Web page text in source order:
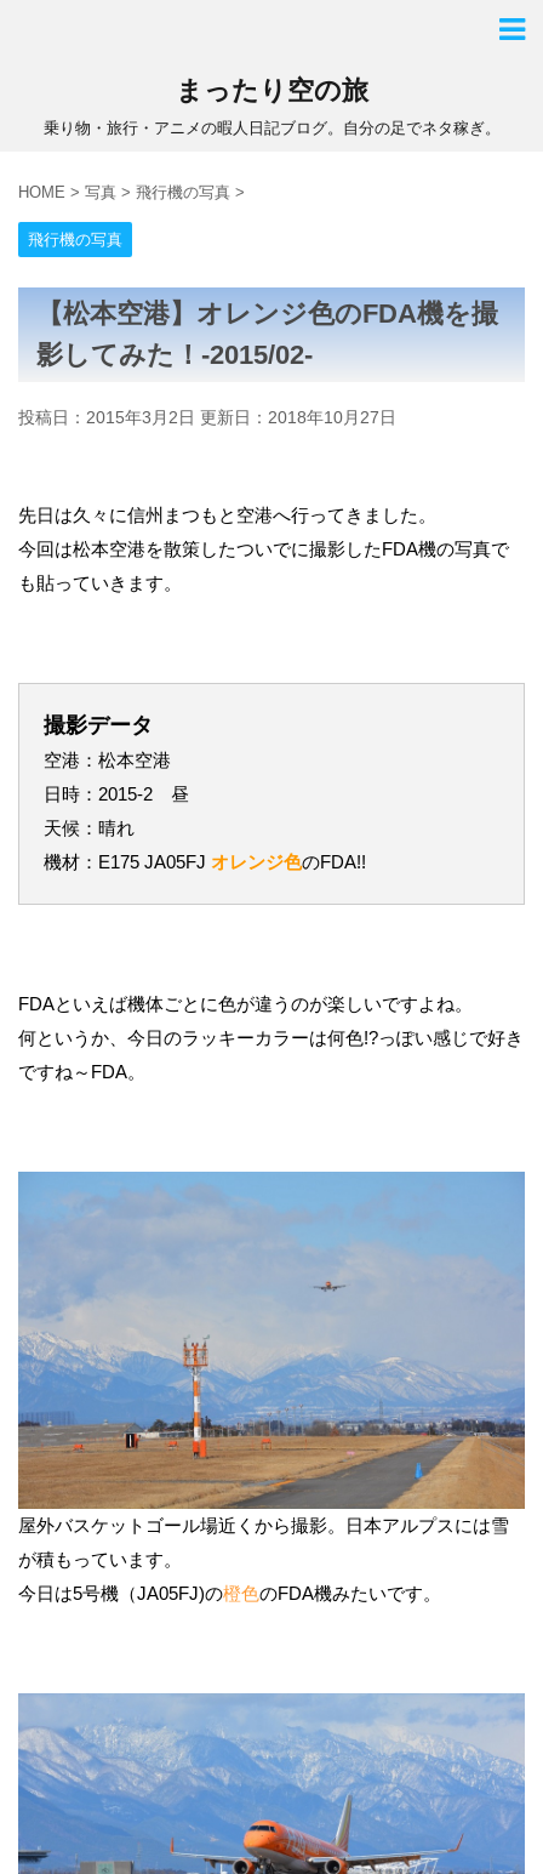
まったり空の旅
乗り物・旅行・アニメの暇人日記ブログ。自分の足でネタ稼ぎ。
HOME > 写真 > 飛行機の写真 >
飛行機の写真
【松本空港】オレンジ色のFDA機を撮
影してみた！-2015/02-
投稿日：2015年3月2日 更新日： 2018年10月27日
先日は久々に信州まつもと空港へ行ってきました。
今回は松本空港を散策したついでに撮影したFDA機の写真で
も貼っていきます。
撮影データ
空港：松本空港
日時：2015-2 昼
天候：晴れ
機材：E175 JA05FJ オレンジ色のFDA!!
FDAといえば機体ごとに色が違うのが楽しいですよね。
何というか、今日のラッキーカラーは何色!?っぽい感じで好き
ですね～FDA。
屋外バスケットゴール場近くから撮影。日本アルプスには雪
が積もっています。
今日は5号機（JA05FJ)の橙色のFDA機みたいです。